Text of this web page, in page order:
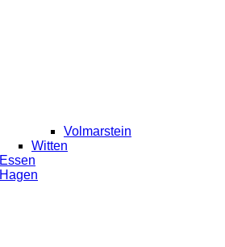
Volmarstein
Witten
Essen
Hagen